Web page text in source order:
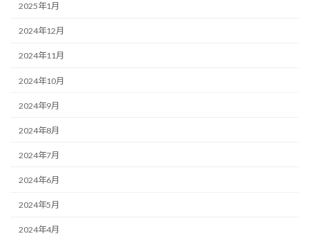
2025年1月
2024年12月
2024年11月
2024年10月
2024年9月
2024年8月
2024年7月
2024年6月
2024年5月
2024年4月